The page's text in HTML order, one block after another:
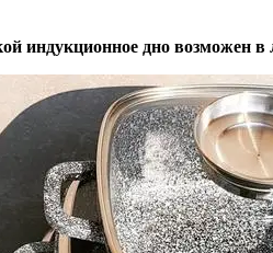
индукционное дно возможен в